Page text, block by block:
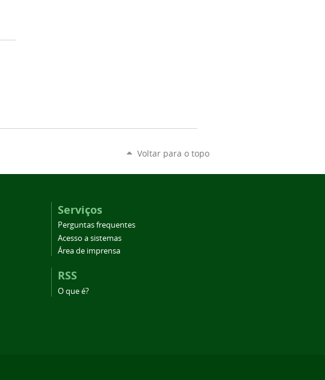
Voltar para o topo
Serviços
Perguntas frequentes
Acesso a sistemas
Área de imprensa
RSS
O que é?